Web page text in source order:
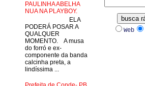
PAULINHA ABELHA
NUA NA PLAYBOY.
ELA
PODERÁ POSAR A
QUALQUER
MOMENTO. A musa
do forró e ex-
componente da banda
calcinha preta, a
lindíssima ...
Web